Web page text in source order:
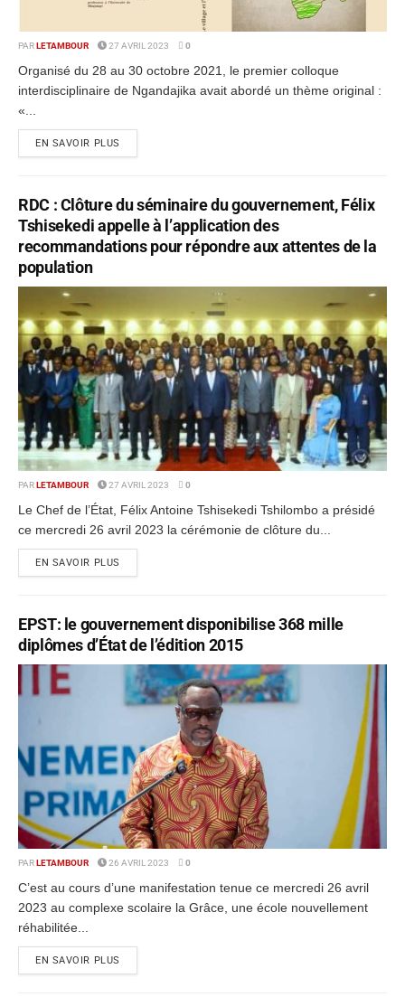
PAR LETAMBOUR 27 AVRIL 2023 0
Organisé du 28 au 30 octobre 2021, le premier colloque
interdisciplinaire de Ngandajika avait abordé un thème original :
«...
EN SAVOIR PLUS
RDC : Clôture du séminaire du gouvernement, Félix
Tshisekedi appelle à l’application des
recommandations pour répondre aux attentes de la
population
PAR LETAMBOUR 27 AVRIL 2023 0
Le Chef de l’État, Félix Antoine Tshisekedi Tshilombo a présidé
ce mercredi 26 avril 2023 la cérémonie de clôture du...
EN SAVOIR PLUS
EPST: le gouvernement disponibilise 368 mille
diplômes d’État de l’édition 2015
PAR LETAMBOUR 26 AVRIL 2023 0
C’est au cours d’une manifestation tenue ce mercredi 26 avril
2023 au complexe scolaire la Grâce, une école nouvellement
réhabilitée...
EN SAVOIR PLUS